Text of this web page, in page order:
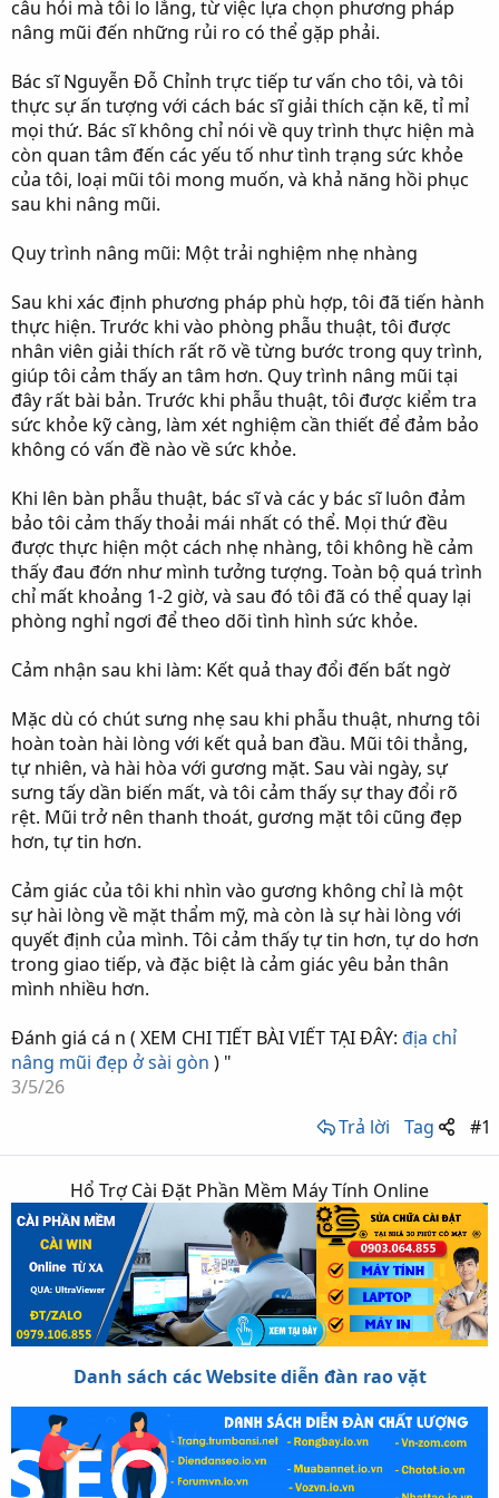
câu hỏi mà tôi lo lắng, từ việc lựa chọn phương pháp
nâng mũi đến những rủi ro có thể gặp phải.
Bác sĩ Nguyễn Đỗ Chỉnh trực tiếp tư vấn cho tôi, và tôi
thực sự ấn tượng với cách bác sĩ giải thích cặn kẽ, tỉ mỉ
mọi thứ. Bác sĩ không chỉ nói về quy trình thực hiện mà
còn quan tâm đến các yếu tố như tình trạng sức khỏe
của tôi, loại mũi tôi mong muốn, và khả năng hồi phục
sau khi nâng mũi.
Quy trình nâng mũi: Một trải nghiệm nhẹ nhàng
Sau khi xác định phương pháp phù hợp, tôi đã tiến hành
thực hiện. Trước khi vào phòng phẫu thuật, tôi được
nhân viên giải thích rất rõ về từng bước trong quy trình,
giúp tôi cảm thấy an tâm hơn. Quy trình nâng mũi tại
đây rất bài bản. Trước khi phẫu thuật, tôi được kiểm tra
sức khỏe kỹ càng, làm xét nghiệm cần thiết để đảm bảo
không có vấn đề nào về sức khỏe.
Khi lên bàn phẫu thuật, bác sĩ và các y bác sĩ luôn đảm
bảo tôi cảm thấy thoải mái nhất có thể. Mọi thứ đều
được thực hiện một cách nhẹ nhàng, tôi không hề cảm
thấy đau đớn như mình tưởng tượng. Toàn bộ quá trình
chỉ mất khoảng 1-2 giờ, và sau đó tôi đã có thể quay lại
phòng nghỉ ngơi để theo dõi tình hình sức khỏe.
Cảm nhận sau khi làm: Kết quả thay đổi đến bất ngờ
Mặc dù có chút sưng nhẹ sau khi phẫu thuật, nhưng tôi
hoàn toàn hài lòng với kết quả ban đầu. Mũi tôi thẳng,
tự nhiên, và hài hòa với gương mặt. Sau vài ngày, sự
sưng tấy dần biến mất, và tôi cảm thấy sự thay đổi rõ
rệt. Mũi trở nên thanh thoát, gương mặt tôi cũng đẹp
hơn, tự tin hơn.
Cảm giác của tôi khi nhìn vào gương không chỉ là một
sự hài lòng về mặt thẩm mỹ, mà còn là sự hài lòng với
quyết định của mình. Tôi cảm thấy tự tin hơn, tự do hơn
trong giao tiếp, và đặc biệt là cảm giác yêu bản thân
mình nhiều hơn.
Đánh giá cá n ( XEM CHI TIẾT BÀI VIẾT TẠI ĐÂY: địa chỉ
nâng mũi đẹp ở sài gòn ) "
3/5/26
Trả lời
Tag #1
Hổ Trợ Cài Đặt Phần Mềm Máy Tính Online
Danh sách các Website diễn đàn rao vặt